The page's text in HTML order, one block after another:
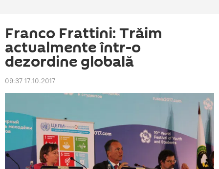
Franco Frattini: Trăim
actualmente într-o
dezordine globală
09:37 17.10.2017